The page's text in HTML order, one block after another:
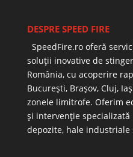
DESPRE SPEED FIRE
SpeedFire.ro oferă
soluții inovative de
România, cu acoperire
București, Brașov, Cluj,
zonele limitrofe. Oferim
și intervenție
depozite, hale